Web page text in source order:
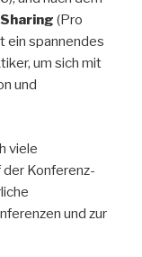
(Pro
ein spannendes
um sich mit
und
viele
der Konferenz-
und zur